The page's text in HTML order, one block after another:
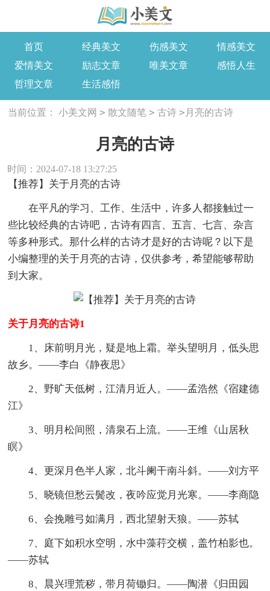
首页 经典美文 伤感美文
情感美文
爱情美文
励志文章 唯美文章
感悟人生
哲理文章
生活感悟
当前位置： 小美文网 > 散文随笔 > 古诗 > 月亮的古诗
月亮的古诗
时间：2024-07-18 13:27:25
【推荐】关于月亮的古诗
在平凡的学习、工作、生活中，许多人都接触过一
些比较经典的古诗吧，古诗有四言、五言、七言、杂言
等多种形式。那什么样的古诗才是好的古诗呢？以下是
小编整理的关于月亮的古诗，仅供参考，希望能够帮助
到大家。
关于月亮的古诗1
1、床前明月光，疑是地上霜。举头望明月，低头思
故乡。——李白《静夜思》
2、野旷天低树，江清月近人。——孟浩然《宿建德
江》
3、明月松间照，清泉石上流。——王维《山居秋
瞑》
4、更深月色半人家，北斗阑干南斗斜。——刘方平
5、晓镜但愁云鬓改，夜吟应觉月光寒。——李商隐
6、会挽雕弓如满月，西北望射天狼。——苏轼
7、庭下如积水空明，水中藻荇交横，盖竹柏影也。
——苏轼
8、晨兴理荒秽，带月荷锄归。——陶潜《归田园